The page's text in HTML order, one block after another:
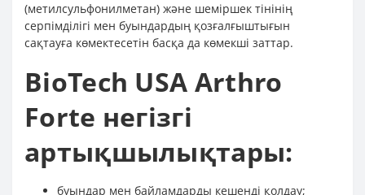
(метилсульфонилметан) және шеміршек тінінің
серпімділігі мен буындардың қозғалғыштығын
сақтауға көмектесетін басқа да көмекші заттар.
BioTech USA Arthro
Forte негізгі
артықшылықтары:
буындар мен байламдарды кешенді қолдау;